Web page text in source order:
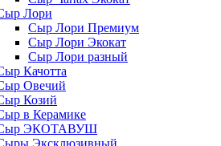
Лори
Сыр Лори Премиум
Сыр Лори Экокат
Сыр Лори разный
Качотта
Овечий
Козий
в Керамике
ЭКОТАВУШ
Эксклюзивный